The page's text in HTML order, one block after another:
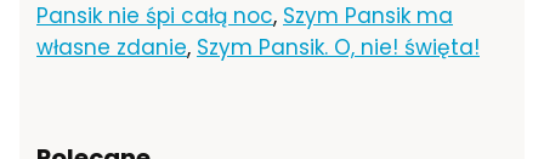
Pansik nie śpi całą noc, Szym Pansik ma
własne zdanie, Szym Pansik. O, nie! święta!